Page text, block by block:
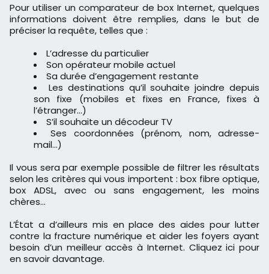
Pour utiliser un comparateur de box Internet, quelques
informations doivent être remplies, dans le but de
préciser la requête, telles que :
L’adresse du particulier
Son opérateur mobile actuel
Sa durée d’engagement restante
Les destinations qu’il souhaite joindre depuis
son fixe (mobiles et fixes en France, fixes à
l’étranger…)
S’il souhaite un décodeur TV
Ses coordonnées (prénom, nom, adresse-
mail…)
Il vous sera par exemple possible de filtrer les résultats
selon les critères qui vous importent : box fibre optique,
box ADSL, avec ou sans engagement, les moins
chères…
L’État a d’ailleurs mis en place des aides pour lutter
contre la fracture numérique et aider les foyers ayant
besoin d’un meilleur accès à Internet. Cliquez ici pour
en savoir davantage.